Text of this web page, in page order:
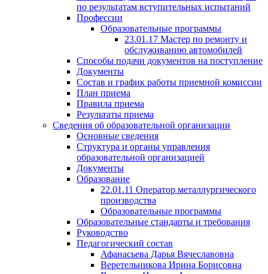
по результатам вступительных испытаний
Профессии
Образовательные программы
23.01.17 Мастер по ремонту и
обслуживанию автомобилей
Способы подачи документов на поступление
Документы
Состав и график работы приемной комиссии
План приема
Правила приема
Результаты приема
Сведения об образовательной организации
Основные сведения
Структура и органы управления
образовательной организацией
Документы
Образование
22.01.11 Оператор металлургического
производства
Образовательные программы
Образовательные стандарты и требования
Руководство
Педагогический состав
Афанасьева Дарья Вячеславовна
Веретельникова Ирина Борисовна